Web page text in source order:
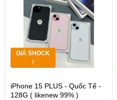
GIÁ SHOCK
!
iPhone 15 PLUS - Quốc Tế -
128G ( likenew 99% )